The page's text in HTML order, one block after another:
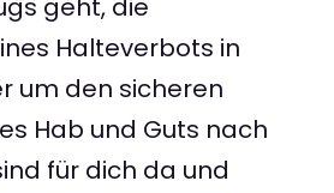
geht, die
Halteverbots in
um den sicheren
Hab und Guts nach
für dich da und